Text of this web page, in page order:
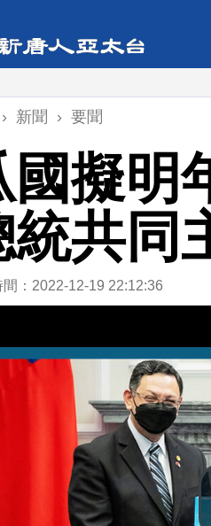
› 新聞 › 要聞
國擬明
統共同
間：2022-12-19 22:12:36